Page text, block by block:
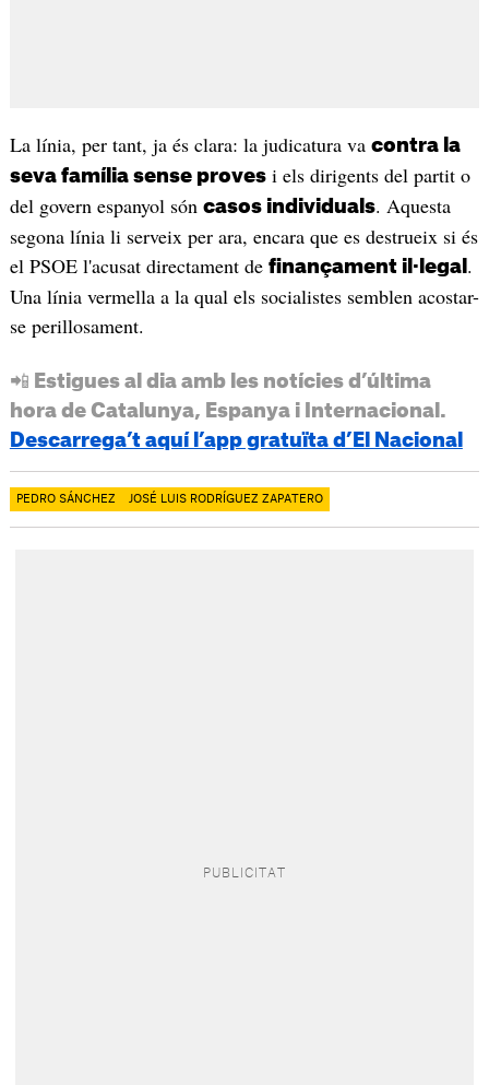
La línia, per tant, ja és clara: la judicatura va contra la
seva família sense provesi els dirigents del partit o
del govern espanyol són casos individuals. Aquesta
segona línia li serveix per ara, encara que es destrueix si és
el PSOE l'acusat directament de finançament il·legal .
Una línia vermella a la qual els socialistes semblen acostar-
se perillosament.
📲 Estigues al dia amb les notícies d’última
hora de Catalunya, Espanya i Internacional.
Descarrega’t aquí l’app gratuïta d’El Nacional
PEDRO SÁNCHEZ JOSÉ LUIS RODRÍGUEZ ZAPATERO